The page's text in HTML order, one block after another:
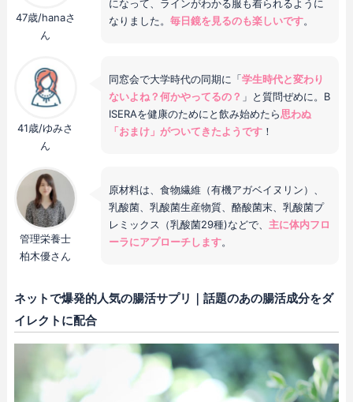
47歳/hanaさ
ん
になって、ラインがわかる服も着られるように
なりました。 毎日鏡を見るのも楽しいです。
41歳/ゆみさ
ん
同窓会で大学時代の同期に「学生時代と変わり
ないよね？何かやってるの？ 」と質問ぜめに。B
ISERAを健康のためにと飲み始めたら思わぬ
「おまけ」がついてきたようです！
管理栄養士
柏木優さん
原材料は、食物繊維（有機アガベイヌリン）、
乳酸菌、乳酸菌生産物質、酪酸菌末、乳酸菌プ
レミックス（乳酸菌29種)などで、 主に体内フロ
ーラにアプローチします。
ネットで爆発的人気の腸活サプリ｜話題のあの腸活成分をダ
イレクトに配合